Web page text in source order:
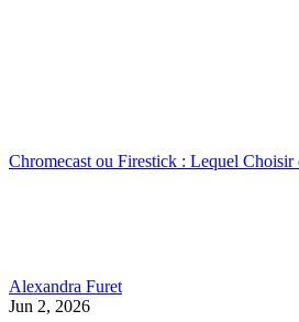
Chromecast ou Firestick : Lequel Choisir
Alexandra Furet
Jun 2, 2026